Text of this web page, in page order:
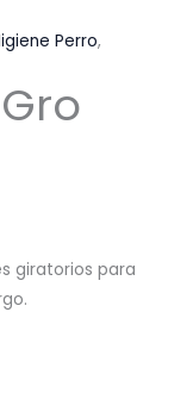
Perro,
giratorios para